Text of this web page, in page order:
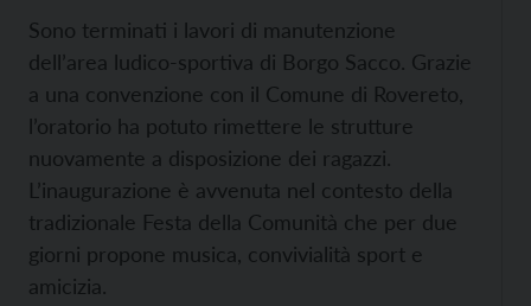
Sono terminati i lavori di manutenzione
dell’area ludico-sportiva di Borgo Sacco. Grazie
a una convenzione con il Comune di Rovereto,
l’oratorio ha potuto rimettere le strutture
nuovamente a disposizione dei ragazzi.
L’inaugurazione è avvenuta nel contesto della
tradizionale Festa della Comunità che per due
giorni propone musica, convivialità sport e
amicizia.